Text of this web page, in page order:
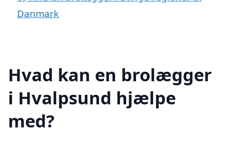
Danmark
Hvad kan en brolægger
i Hvalpsund hjælpe
med?